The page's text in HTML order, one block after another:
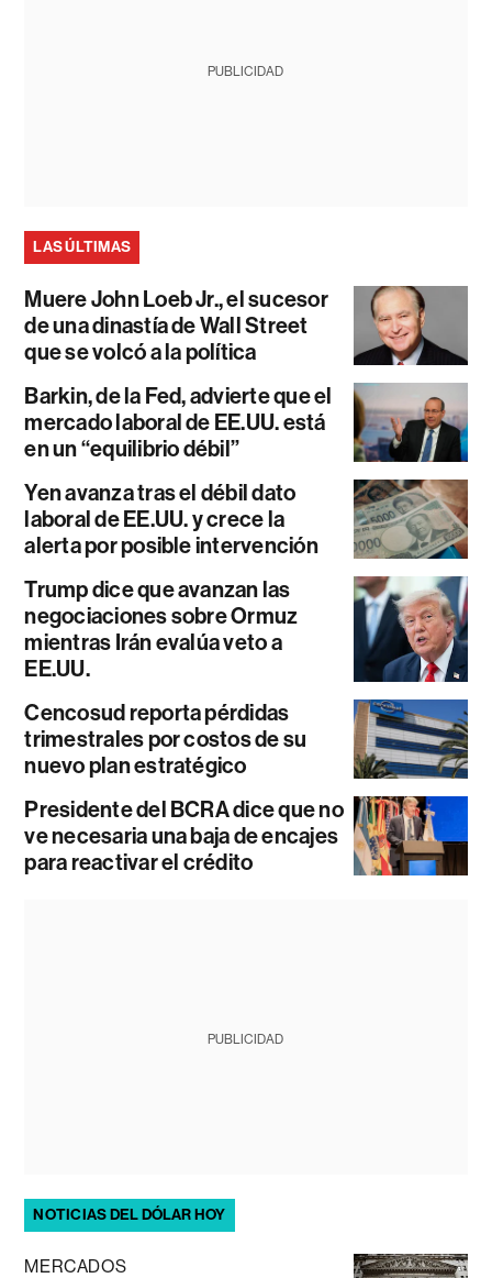
PUBLICIDAD
LAS ÚLTIMAS
Muere John Loeb Jr., el sucesor
de una dinastía de Wall Street
que se volcó a la política
Barkin, de la Fed, advierte que el
mercado laboral de EE.UU. está
en un “equilibrio débil”
Yen avanza tras el débil dato
laboral de EE.UU. y crece la
alerta por posible intervención
Trump dice que avanzan las
negociaciones sobre Ormuz
mientras Irán evalúa veto a
EE.UU.
Cencosud reporta pérdidas
trimestrales por costos de su
nuevo plan estratégico
Presidente del BCRA dice que no
ve necesaria una baja de encajes
para reactivar el crédito
PUBLICIDAD
NOTICIAS DEL DÓLAR HOY
MERCADOS